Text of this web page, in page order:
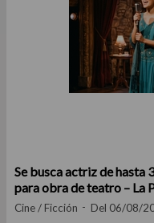
Se busca actriz de hasta
para obra de teatro – La
Cine / Ficción Del 06/08/